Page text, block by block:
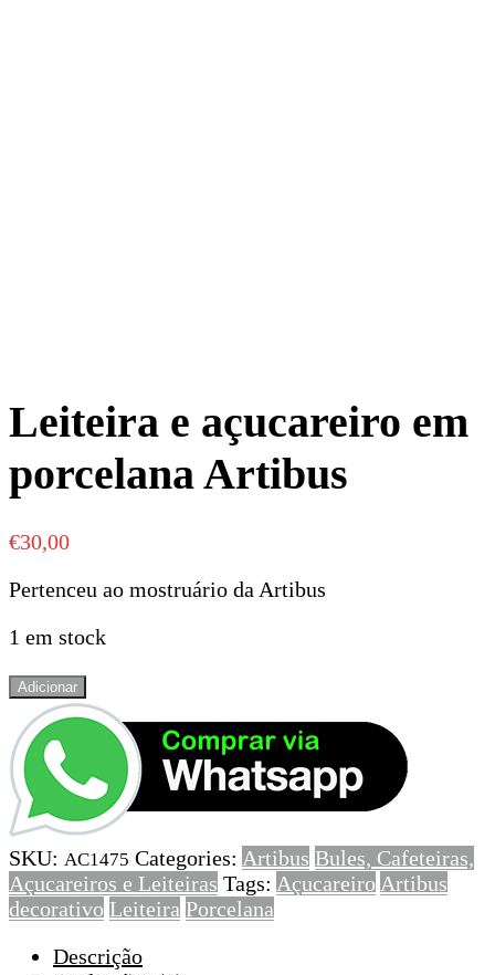
Leiteira e açucareiro em
porcelana Artibus
€30,00
Pertenceu ao mostruário da Artibus
1 em stock
Quantidade
Leiteira
e
açucareiro
em
porcelana
Artibus
Adicionar
SKU: AC1475 Categories: Artibus Bules, Cafeteiras,
Açucareiros e Leiteiras Tags: Açucareiro Artibus
decorativo Leiteira Porcelana
Descrição